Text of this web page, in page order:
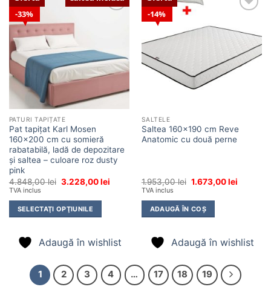
33%
PATURI TAPIȚATE
Pat tapițat Karl Mosen
160×200 cm cu somieră
rabatabilă, ladă de depozitare
și saltea – culoare roz dusty
pink
4.848,00lei Prețul
fost:
4.848,00 lei.
3.228,00leiPrețul
3.228,00 lei.
TVA inclus
SELECTAŢI OPŢIUNILE
Adaugă în wishlist
14%
wishlist
SALTELE
Saltea 160×190 cm Reve
Anatomic cu două perne
1.953,00lei Prețul
fost:
1.953,00 lei.
1.673,00leiPrețul
TVA inclus
ADAUGĂ ÎN COȘ
Adaugă în wishlist
1 2 3 4 … 17 18 19